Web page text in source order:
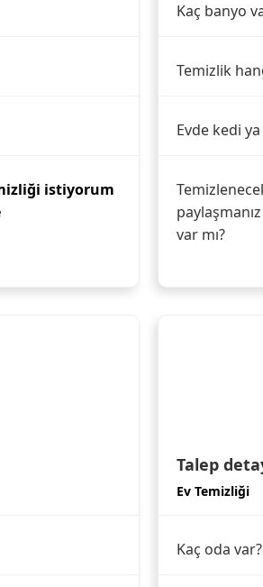
istiyorum
Kaç banyo
Temizlik
Evde kedi
var mı?
Talep
Ev Temizliği
Kaç oda